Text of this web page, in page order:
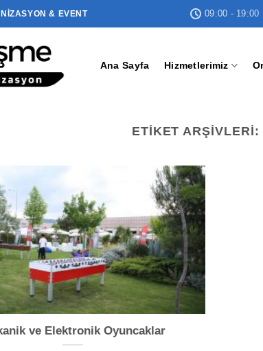
& EVENT 09:00 - 19:00
Ana Sayfa Hizmetlerimiz
ETIKET ARŞIVLERI:
ve Elektronik Oyuncaklar